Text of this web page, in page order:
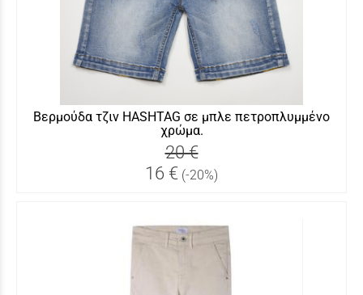
Βερμούδα τζιν HASHTAG σε μπλε πετροπλυμμένο
χρώμα.
20 €
16 € (-20%)